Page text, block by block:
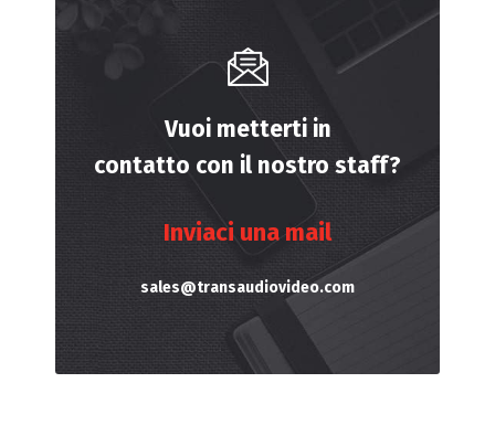
Vuoi metterti in
contatto con il nostro staff?
Inviaci una mail
sales@transaudiovideo.com